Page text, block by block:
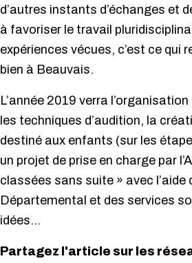
d’autres instants d’échanges et
à favoriser le travail
expériences vécues, c’est ce qui
bien à Beauvais.
L’année 2019 verra
les techniques d’audition, la
destiné aux enfants (sur les
un projet de prise en charge par
classées sans suite » avec l’aide
Départemental et des services
idées…
Partagez l'article sur les